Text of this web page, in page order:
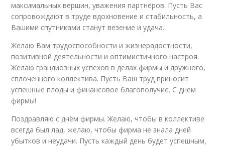
максимальных вершин, уважения партнёров. Пусть Вас
сопровождают в труде вдохновение и стабильность, а
Вашими спутниками станут везение и удача.
Желаю Вам трудоспособности и жизнерадостности,
позитивной деятельности и оптимистичного настроя.
Желаю грандиозных успехов в делах фирмы и дружного,
сплоченного коллектива. Пусть Ваш труд приносит
успешные плоды и финансовое благополучие. С днем
фирмы!
Поздравляю с днём фирмы. Желаю, чтобы в коллективе
всегда был лад, желаю, чтобы фирма не знала дней
убытков и неудачи. Пусть каждый день будет успешным,